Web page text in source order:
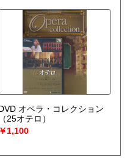
オペラ・コレクション
（25オテロ）
￥1,100